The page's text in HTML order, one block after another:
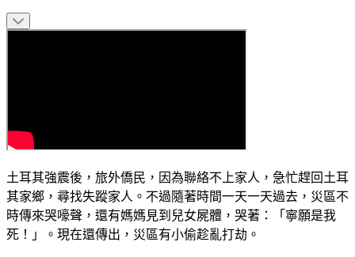
土耳其強震後，旅外僑民，因為聯絡不上家人，急忙趕回土耳
其家鄉，尋找失蹤家人。不過隨著時間一天一天過去，災區不
時傳來哭嚎聲，還有媽媽見到兒女屍體，哭著：「寧願是我
死！」。現在還傳出，災區有小偷趁亂打劫。